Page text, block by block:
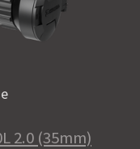
2.0 (35mm)